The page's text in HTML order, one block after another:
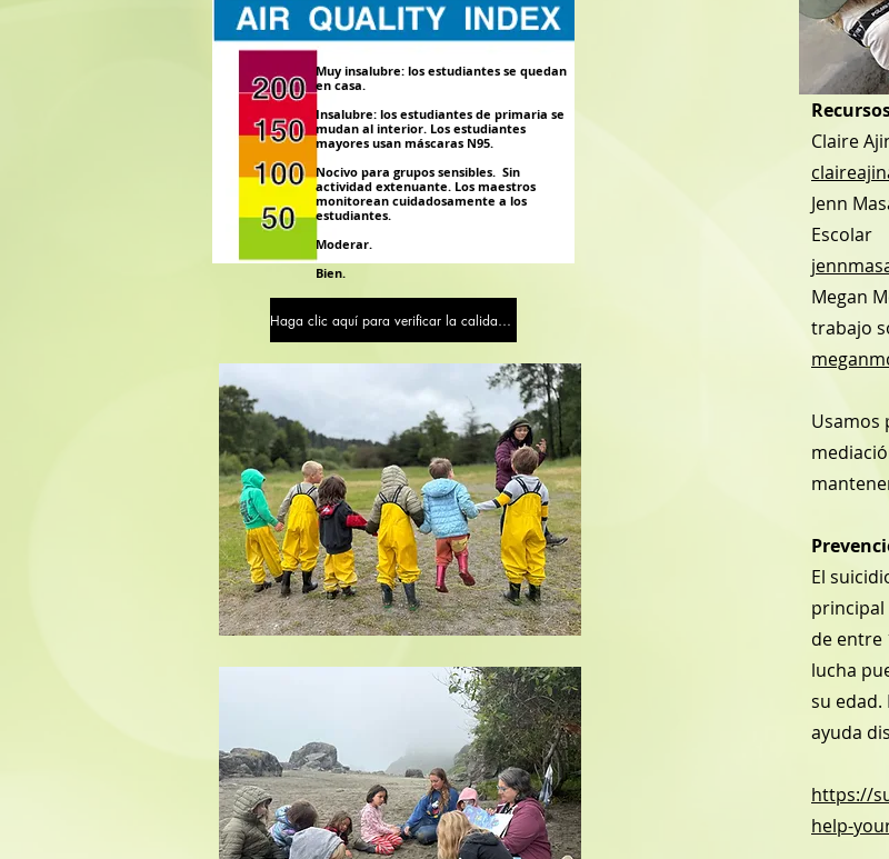
Muy insalubre: los estudiantes se quedan
en casa.
Insalubre: los estudiantes de primaria se
mudan al interior. Los estudiantes
mayores usan máscaras N95.
Nocivo para grupos sensibles. Sin
actividad extenuante. Los maestros
monitorean cuidadosamente a los
estudiantes.
Moderar.
Bien.
Haga clic aquí para verificar la calidad del aire
Claire
Jenn
Escolar
Megan
trabajo
Usamos
El
principal
de entre
lucha
su edad.
ayuda
https://
help-